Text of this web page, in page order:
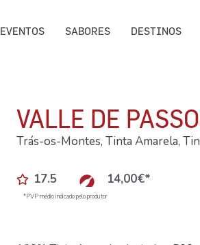
EVENTOS SABORES DESTINOS
VALLE DE
Trás-os-Montes, Tinta Amarela,
17.5 14,00€*
*PVP médio indicado pelo produtor